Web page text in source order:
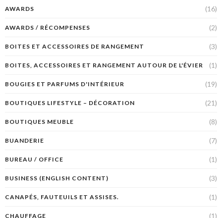
AWARDS (16)
AWARDS / RÉCOMPENSES (2)
BOITES ET ACCESSOIRES DE RANGEMENT (3)
BOITES, ACCESSOIRES ET RANGEMENT AUTOUR DE L'ÉVIER (1)
BOUGIES ET PARFUMS D'INTÉRIEUR (19)
BOUTIQUES LIFESTYLE – DÉCORATION (21)
BOUTIQUES MEUBLE (8)
BUANDERIE (7)
BUREAU / OFFICE (1)
BUSINESS (ENGLISH CONTENT) (3)
CANAPÉS, FAUTEUILS ET ASSISES. (1)
CHAUFFAGE (1)